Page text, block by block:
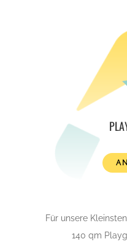
Für unsere
140 qm